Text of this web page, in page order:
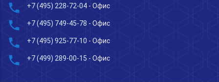
phone +7 (495) 228-72-04 - Офис
phone +7 (495) 749-45-78 - Офис
phone +7 (495) 925-77-10 - Офис
phone +7 (499) 289-00-15 - Офис